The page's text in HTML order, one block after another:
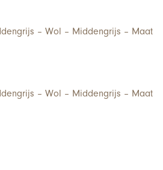
– Wol – Middengrijs – Maat
– Wol – Middengrijs – Maat